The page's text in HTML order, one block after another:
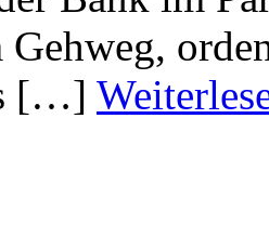
Gehweg,
[…]